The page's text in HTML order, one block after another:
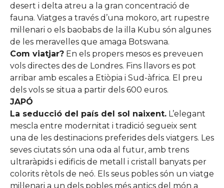
desert i delta atreu a la gran concentració de
fauna. Viatges a través d’una mokoro, art rupestre
mil·lenari o els baobabs de la illa Kubu són algunes
de les meravelles que amaga Botswana.
Com viatjar? En els propers mesos es preveuen
vols directes des de Londres. Fins llavors es pot
arribar amb escales a Etiòpia i Sud-àfrica. El preu
dels vols se situa a partir dels 600 euros.
JAPÓ
La seducció del país del sol naixent. L’elegant
mescla entre modernitat i tradició segueix sent
una de les destinacions preferides dels viatgers. Les
seves ciutats són una oda al futur, amb trens
ultraràpids i edificis de metall i cristall banyats per
colorits rètols de neó. Els seus pobles són un viatge
mil·lenari a un dels pobles més antics del món a